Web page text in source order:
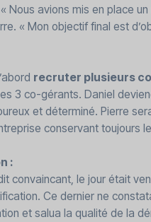
Nous avions mis en place
« Mon objectif final est
recruter plusieurs
3 co-gérants. Daniel
et déterminé. Pierre
conservant toujours
:
convaincant, le jour était
Ce dernier ne
et salua la qualité de la